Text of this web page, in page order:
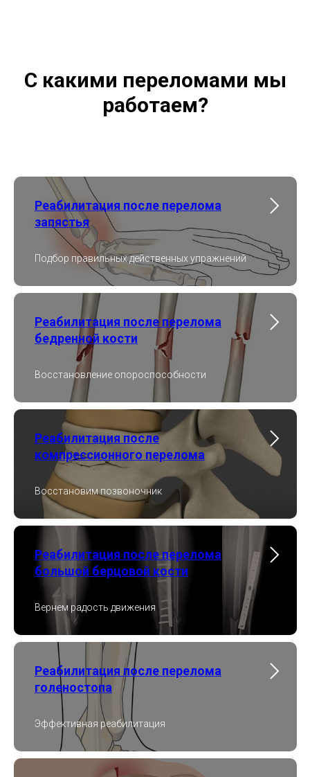
С какими переломами мы
работаем?
Реабилитация после перелома
запястья
Подбор правильных действенных упражнений
Реабилитация после перелома
бедренной кости
Восстановление опороспособности
Реабилитация после
компрессионного перелома
Восстановим позвоночник
Реабилитация после перелома
большой берцовой кости
Вернем радость движения
Реабилитация после перелома
голеностопа
Эффективная реабилитация